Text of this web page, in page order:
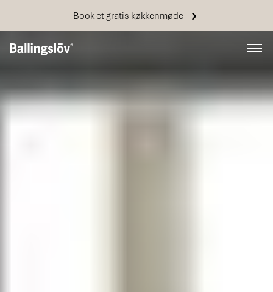
Book et gratis køkkenmøde